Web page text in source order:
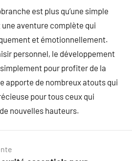
est plus qu’une simple
aventure complète qui
et émotionnellement.
personnel, le développement
simplement pour profiter de la
apporte de nombreux atouts qui
pour tous ceux qui
nouvelles hauteurs.